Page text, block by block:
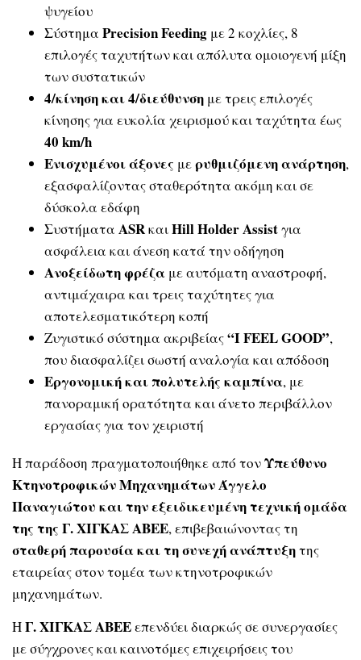
ψυγείου
Σύστημα Precision Feeding με 2 κοχλίες, 8
επιλογές ταχυτήτων και απόλυτα ομοιογενή μίξη
των συστατικών
4/κίνηση και 4/διεύθυνση με τρεις επιλογές
κίνησης για ευκολία χειρισμού και ταχύτητα έως
40 km/h
Ενισχυμένοι άξονες μερυθμιζόμενη ανάρτηση,
εξασφαλίζοντας σταθερότητα ακόμη και σε
δύσκολα εδάφη
Συστήματα ASRκαιHill Holder Assistγια
ασφάλεια και άνεση κατά την οδήγηση
Ανοξείδωτη φρέζα με αυτόματη αναστροφή,
αντιμάχαιρα και τρεις ταχύτητες για
αποτελεσματικότερη κοπή
Ζυγιστικό σύστημα ακριβείας“I FEEL GOOD”,
που διασφαλίζει σωστή αναλογία και απόδοση
Εργονομική και πολυτελής καμπίνα, με
πανοραμική ορατότητα και άνετο περιβάλλον
εργασίας για τον χειριστή
Η παράδοση πραγματοποιήθηκε από τονΥπεύθυνο
Κτηνοτροφικών ΜηχανημάτωνΆγγελο
Παναγιώτου και την εξειδικευμένη τεχνική ομάδα
της της Γ. ΧΙΓΚΑΣ ΑΒΕΕ, επιβεβαιώνοντας τη
σταθερή παρουσία και τη συνεχή ανάπτυξητης
εταιρείας στον τομέα των κτηνοτροφικών
μηχανημάτων.
ΗΓ. ΧΙΓΚΑΣ ΑΒΕΕεπενδύει διαρκώς σε συνεργασίες
με σύγχρονες και καινοτόμες επιχειρήσεις του